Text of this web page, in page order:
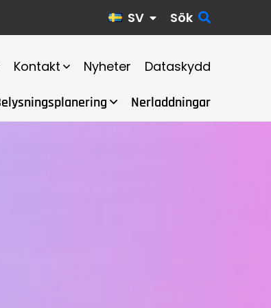
SV Sök
Kontakt Nyheter Dataskydd
Nerladdningar